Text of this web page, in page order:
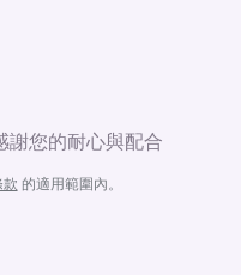
謝您的耐心與配合
款 的適用範圍內。